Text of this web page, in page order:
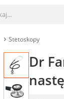
Stetoskopy
Dr